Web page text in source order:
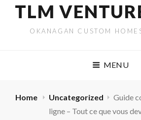
TLM
OKANAGAN CUSTOM
MENU
Home Uncategorized
Guide
ligne – Tout ce que vous